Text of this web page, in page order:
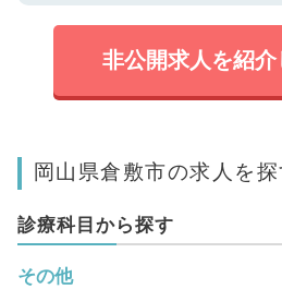
非公開求人を紹介
岡山県倉敷市の求人を探
診療科目から探す
その他